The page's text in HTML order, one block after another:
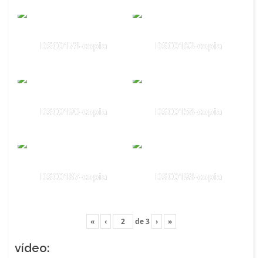
DSC0173-copia DSC0162-copia
DSC0190-copia DSC0158-copia
DSC0187-copia DSC0193-copia
« ‹ de3 › »
vídeo: